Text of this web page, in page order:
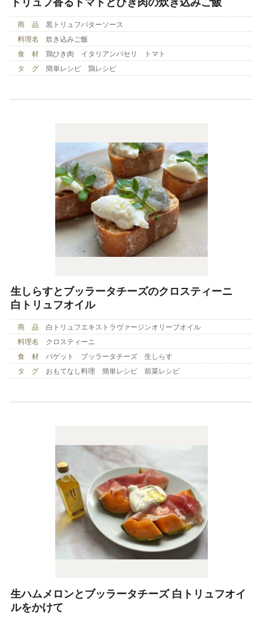
トリュフ香るトマトとひき肉の炊き込みご飯
商 品
黒トリュフバターソース
料理名
炊き込みご飯
食 材
鶏ひき肉 イタリアンパセリ トマト
タ グ
簡単レシピ 鶏レシピ
生しらすとブッラータチーズのクロスティーニ
白トリュフオイル
商 品
白トリュフエキストラヴァージンオリーブオイル
料理名
クロスティーニ
食 材
バゲット ブッラータチーズ 生しらす
タ グ
おもてなし料理 簡単レシピ 前菜レシピ
生ハムメロンとブッラータチーズ 白トリュフオイ
ルをかけて